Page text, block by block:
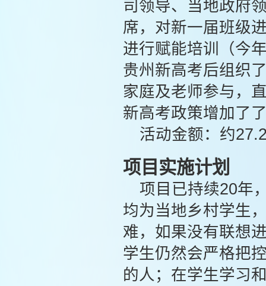
司领导、当地政府
席，对新一届班级
进行赋能培训（今
贵州新高考后组织
家庭及老师参与，
新高考政策增加了
活动金额：约
项目实施计划
项目已持续20年
均为当地乡村学生
难，如果没有联想
学生仍然会严格把
的人；在学生学习